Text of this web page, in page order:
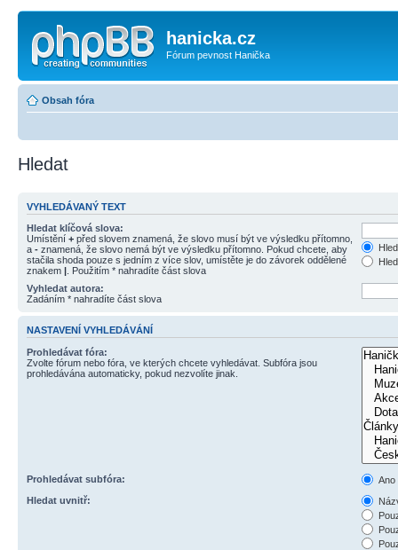
hanicka.cz
Fórum pevnost Hanička
Obsah fóra
Hledat
VYHLEDÁVANÝ TEXT
Hledat klíčová slova:
Umístění + před slovem znamená, že slovo musí být ve výsledku přítomno,
a - znamená, že slovo nemá být ve výsledku přítomno. Pokud chcete, aby
stačila shoda pouze s jedním z více slov, umístěte je do závorek oddělené
znakem | . Použitím * nahradíte část slova
Vyhledat autora:
Zadáním * nahradíte část slova
NASTAVENÍ VYHLEDÁVÁNÍ
Prohledávat fóra:
Zvolte fórum nebo fóra, ve kterých chcete vyhledávat. Subfóra jsou
prohledávána automaticky, pokud nezvolíte jinak.
Prohledávat subfóra:
Ano
Hledat uvnitř: